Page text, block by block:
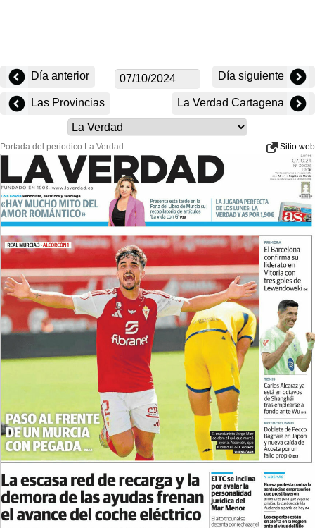
Día anterior Día siguiente
Las Provincias La Verdad Cartagena
Portada del periodico La Verdad: Sitio web